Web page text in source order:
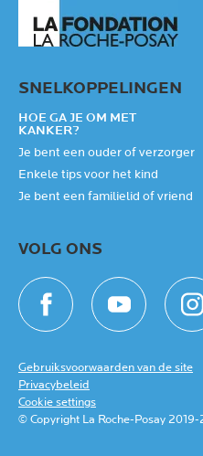
SNELKOPPELINGEN
HOE GA JE OM MET
KANKER?
Je bent een ouder of verzorger
Enkele tips voor het kind
Je bent een familielid of vriend
VOLG ONS
Gebruiksvoorwaarden van de site
Privacybeleid
Cookie settings
© Copyright La Roche-Posay